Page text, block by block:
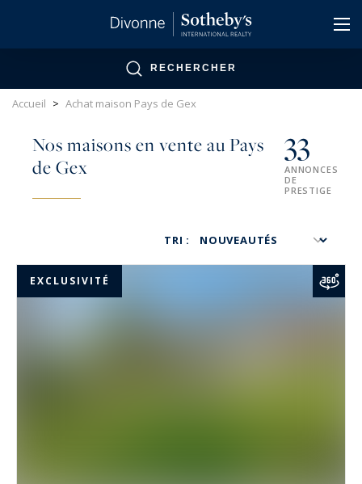
RECHERCHER
Accueil > Achat maison Pays de Gex
Nos maisons en vente au Pays
de Gex
33
ANNONCES
DE
PRESTIGE
TRI :
EXCLUSIVITÉ